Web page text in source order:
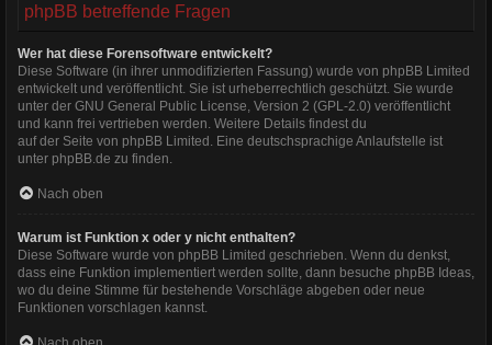
phpBB betreffende Fragen
Wer hat diese Forensoftware entwickelt?
Diese Software (in ihrer unmodifizierten Fassung) wurde von phpBB Limited
entwickelt und veröffentlicht. Sie ist urheberrechtlich geschützt. Sie wurde
unter der GNU General Public License, Version 2 (GPL-2.0) veröffentlicht
und kann frei vertrieben werden. Weitere Details findest du
auf der Seite von phpBB Limited . Eine deutschsprachige Anlaufstelle ist
unter phpBB.de zu finden.
Nach oben
Warum ist Funktion x oder y nicht enthalten?
Diese Software wurde von phpBB Limited geschrieben. Wenn du denkst,
dass eine Funktion implementiert werden sollte, dann besuche phpBB Ideas
wo du deine Stimme für bestehende Vorschläge abgeben oder neue
Funktionen vorschlagen kannst.